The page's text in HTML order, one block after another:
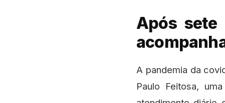
Após sete
A pandemia da
Paulo Feitosa,